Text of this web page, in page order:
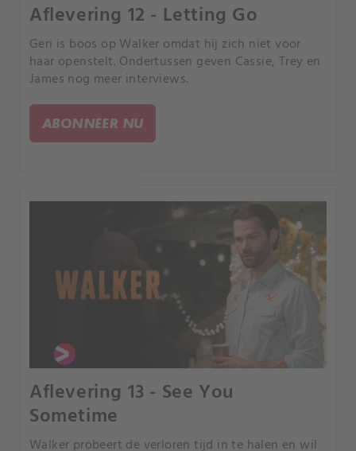
Aflevering 12 - Letting Go
Geri is boos op Walker omdat hij zich niet voor
haar openstelt. Ondertussen geven Cassie, Trey en
James nog meer interviews.
ABONNEER NU
Aflevering 13 - See You
Sometime
Walker probeert de verloren tijd in te halen en wil